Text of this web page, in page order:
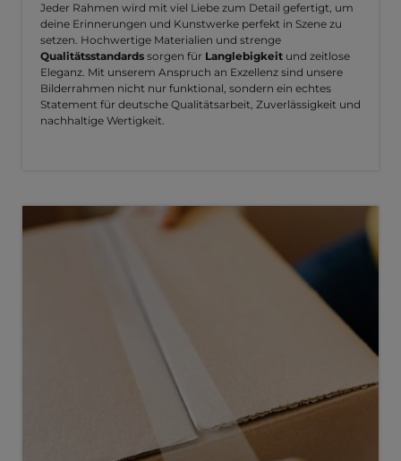
Jeder Rahmen wird mit viel Liebe zum Detail gefertigt, um
deine Erinnerungen und Kunstwerke perfekt in Szene zu
setzen. Hochwertige Materialien und strenge
Qualitätsstandards sorgen für Langlebigkeit und zeitlose
Eleganz. Mit unserem Anspruch an Exzellenz sind unsere
Bilderrahmen nicht nur funktional, sondern ein echtes
Statement für deutsche Qualitätsarbeit, Zuverlässigkeit und
nachhaltige Wertigkeit.